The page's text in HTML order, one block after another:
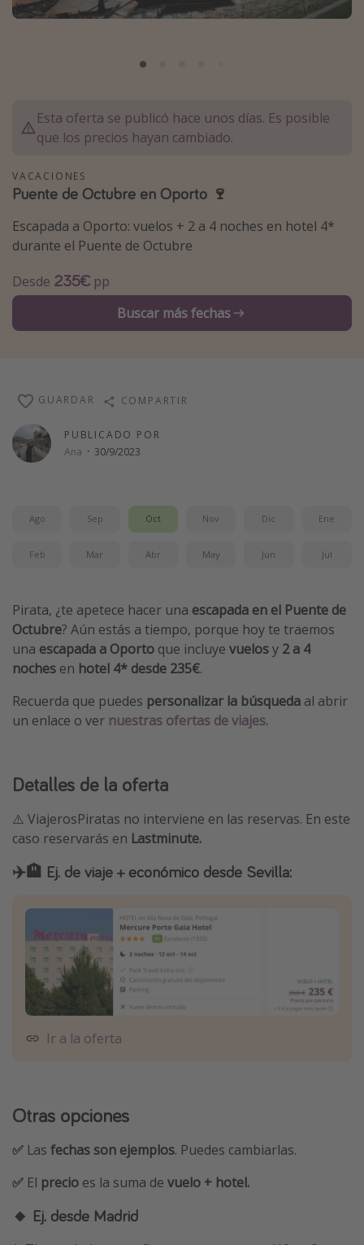
Marruecos
Maldivas
Albania
Inspiración para viajes
Camping
Glamping
Viajes en tren
Viajar sola como mujer
Ofertas para Vacaciones Activas
Viajes para singles
Escapadas románticas
Trabajar en el extranjero
Parques de atracciones
Viaja con musicales
El Rey León el musical
Harry Potter en Londres y otros destinos
Eventos deportivos
Esta oferta se publicó hace unos días. Es posible
que los precios hayan cambiado.
VACACIONES
Puente de Octubre en Oporto 🍷
Escapada a Oporto: vuelos + 2 a 4 noches en hotel 4*
durante el Puente de Octubre
Desde 235€ pp
Buscar más fechas
PUBLICADO POR
Ana · 30/9/2023
GUARDAR COMPARTIR
Ago Sep Oct Nov Dic Ene
Feb Mar Abr May Jun Jul
Pirata, ¿te apetece hacer una escapada en el Puente de
Octubre? Aún estás a tiempo, porque hoy te traemos
una escapada a Oporto que incluye vuelosy 2 a 4
noches en hotel 4* desde 235€.
Recuerda que puedes personalizar la búsqueda al abrir
un enlace o ver nuestras ofertas de viajes.
Detalles de la oferta
⚠️ ViajerosPiratas no interviene en las reservas. En este
caso reservarás en Lastminute.
✈️🏨 Ej. de viaje + económico desde Sevilla:
Ir a la oferta
Otras opciones
✅ Las fechas son ejemplos. Puedes cambiarlas.
✅ El precio es la suma de vuelo + hotel.
🔸 Ej. desde Madrid